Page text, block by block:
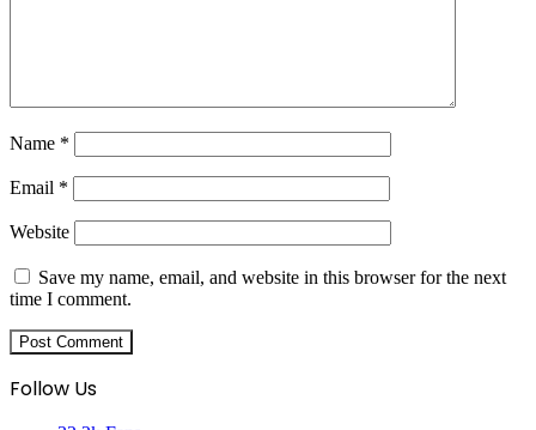
Name *
Email *
Website
Save my name, email, and website in this browser for the next
time I comment.
Follow Us